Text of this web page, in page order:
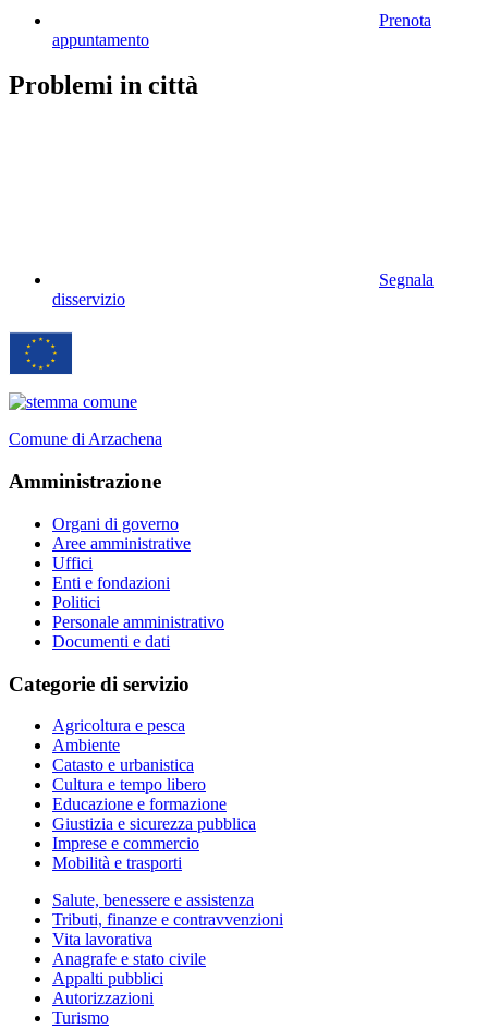
Prenota
appuntamento
Problemi in città
Segnala
disservizio
Comune di Arzachena
Amministrazione
Organi di governo
Aree amministrative
Uffici
Enti e fondazioni
Politici
Personale amministrativo
Documenti e dati
Categorie di servizio
Agricoltura e pesca
Ambiente
Catasto e urbanistica
Cultura e tempo libero
Educazione e formazione
Giustizia e sicurezza pubblica
Imprese e commercio
Mobilità e trasporti
Salute, benessere e assistenza
Tributi, finanze e contravvenzioni
Vita lavorativa
Anagrafe e stato civile
Appalti pubblici
Autorizzazioni
Turismo